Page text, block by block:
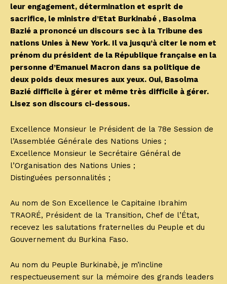
leur engagement, détermination et esprit de
sacrifice, le ministre d’Etat Burkinabé , Basolma
Bazié a prononcé un discours sec à la Tribune des
nations Unies à New York. Il va jusqu’à citer le nom et
prénom du président de la République française en la
personne d’Emanuel Macron dans sa politique de
deux poids deux mesures aux yeux. Oui, Basolma
Bazié difficile à gérer et même très difficile à gérer.
Lisez son discours ci-dessous.
Excellence Monsieur le Président de la 78e Session de
l’Assemblée Générale des Nations Unies ;
Excellence Monsieur le Secrétaire Général de
l’Organisation des Nations Unies ;
Distinguées personnalités ;
Au nom de Son Excellence le Capitaine Ibrahim
TRAORÉ, Président de la Transition, Chef de l’État,
recevez les salutations fraternelles du Peuple et du
Gouvernement du Burkina Faso.
Au nom du Peuple Burkinabè, je m’incline
respectueusement sur la mémoire des grands leaders